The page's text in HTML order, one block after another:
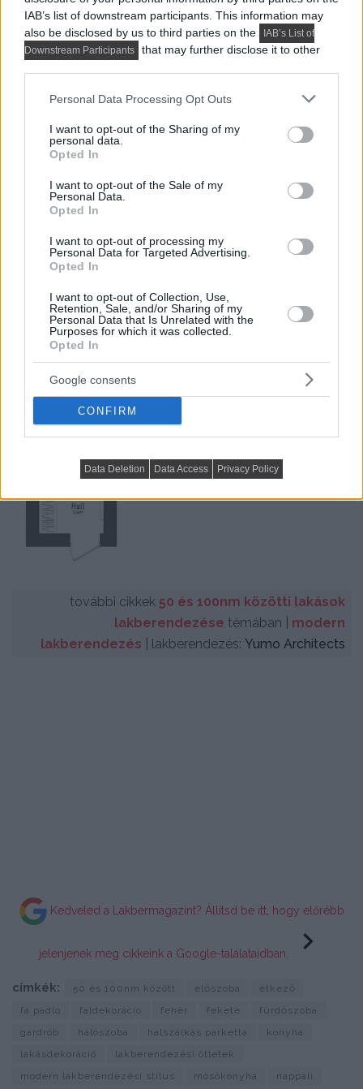
IAB’s list of downstream participants. This information may
also be disclosed by us to third parties on the
IAB’s List of
Downstream Participants
that may further disclose it to other
Please note that this website/app uses one or more Google
not limited to your visit or usage behaviour. You may click to
grant or deny consent to Google and its third-party tags to
use your data for below specified purposes in below Google
consent section.
Personal Data Processing Opt Outs
I want to opt-out of the Sharing of my
personal data.
Opted In
I want to opt-out of the Sale of my
Personal Data.
Opted In
I want to opt-out of processing my
Personal Data for Targeted Advertising.
Opted In
I want to opt-out of Collection, Use,
Retention, Sale, and/or Sharing of my
Personal Data that Is Unrelated with the
Purposes for which it was collected.
Opted In
Google consents
CONFIRM
Data Deletion Data Access Privacy Policy
Alaprajz:
további cikkek 50 és 100nm közötti lakások
lakberendezése témában | modern
lakberendezés | lakberendezés: Yumo Architects
Kedveled a Lakbermagazint? Állítsd be itt, hogy előrébb
jelenjenek meg cikkeink a Google-találataidban.
címkék: 50 és 100nm között előszoba
étkező
fa padló
faldekoráció fehér fekete
fürdőszoba
gardrób
hálószoba halszálkás parketta
konyha
lakásdekoráció
lakberendezési ötletek
modern lakberendezési stílus
mosókonyha
nappali